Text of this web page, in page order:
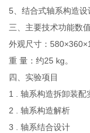
5、结合式轴系构造设
三、主要技术功能数值
外观尺寸：
重 量：约25 kg。
四、实验项目
1 . 轴系构造拆卸装配
2 . 轴系构造解析
3 . 轴系结合设计